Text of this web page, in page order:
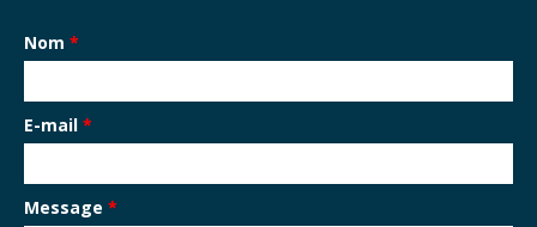
Nom *
E-mail *
Message *